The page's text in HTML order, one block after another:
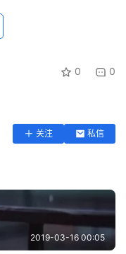
0 0
关注
私信
2019-03-16 00:05